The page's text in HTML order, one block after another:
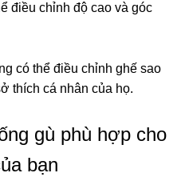
điều chỉnh độ cao và góc
có thể điều chỉnh ghế sao
thích cá nhân của họ.
gù phù hợp cho
bạn